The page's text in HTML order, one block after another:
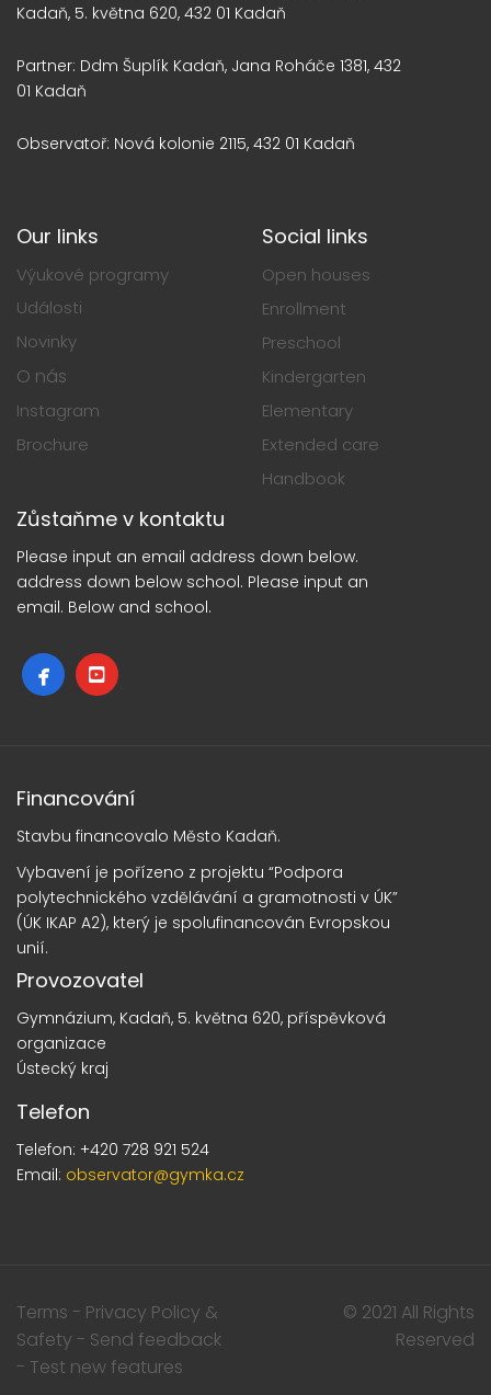
Kadaň, 5. května 620, 432 01 Kadaň
Partner: Ddm Šuplík Kadaň, Jana Roháče 1381, 432
01 Kadaň
Observatoř: Nová kolonie 2115, 432 01 Kadaň
Our links
Výukové programy
Události
Novinky
O nás
Instagram
Brochure
Social links
Open houses
Enrollment
Preschool
Kindergarten
Elementary
Extended care
Handbook
Zůstaňme v kontaktu
Please input an email address down below.
address down below school. Please input an
email. Below and school.
Financování
Stavbu financovalo Město Kadaň.
Vybavení je pořízeno z projektu “Podpora
polytechnického vzdělávání a gramotnosti v ÚK”
(ÚK IKAP A2), který je spolufinancován Evropskou
unií.
Provozovatel
Gymnázium, Kadaň, 5. května 620, příspěvková
organizace
Ústecký kraj
Telefon
Telefon: +420 728 921 524
Email: observator@gymka.cz
Terms - Privacy Policy &
Safety - Send feedback
- Test new features
© 2021 All Rights
Reserved